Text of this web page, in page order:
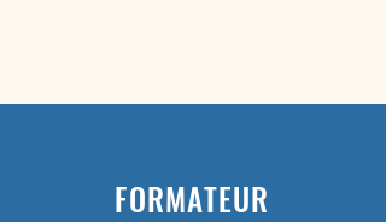
FORMATEUR